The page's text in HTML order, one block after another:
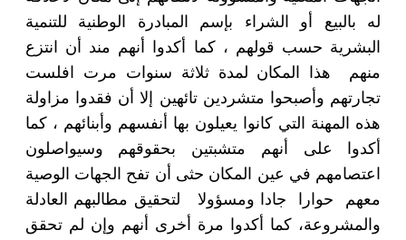
له بالبيع أو الشراء بإسم المبادرة الوطنية للتنمية
البشرية حسب قولهم ، كما أكدوا أنهم مند أن انتزع
منهم هذا المكان لمدة ثلاثة سنوات مرت افلست
تجارتهم وأصبحوا متشردين تائهين إلا أن فقدوا مزاولة
هذه المهنة التي كانوا يعيلون بها أنفسهم وأبنائهم ، كما
أكدوا على أنهم متشبتين بحقوقهم وسيواصلون
اعتصامهم في عين المكان حثى أن تفح الجهات الوصية
معهم حوارا جادا ومسؤولا لتحقيق مطالبهم العادلة
والمشروعة، كما أكدوا مرة أخرى أنهم وإن لم تحقق